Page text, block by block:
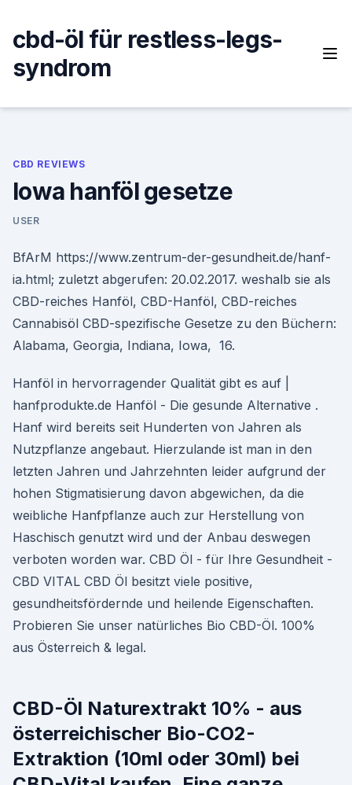
content
cbd-öl für restless-legs-
syndrom
CBD REVIEWS
Iowa hanföl gesetze
USER
BfArM https://www.zentrum-der-gesundheit.de/hanf-
ia.html; zuletzt abgerufen: 20.02.2017. weshalb sie als
CBD-reiches Hanföl, CBD-Hanföl, CBD-reiches
Cannabisöl CBD-spezifische Gesetze zu den Büchern:
Alabama, Georgia, Indiana, Iowa, 16.
Hanföl in hervorragender Qualität gibt es auf |
hanfprodukte.de Hanföl - Die gesunde Alternative .
Hanf wird bereits seit Hunderten von Jahren als
Nutzpflanze angebaut. Hierzulande ist man in den
letzten Jahren und Jahrzehnten leider aufgrund der
hohen Stigmatisierung davon abgewichen, da die
weibliche Hanfpflanze auch zur Herstellung von
Haschisch genutzt wird und der Anbau deswegen
verboten worden war. CBD Öl - für Ihre Gesundheit -
CBD VITAL CBD Öl besitzt viele positive,
gesundheitsfördernde und heilende Eigenschaften.
Probieren Sie unser natürliches Bio CBD-Öl. 100%
aus Österreich & legal.
CBD-Öl Naturextrakt 10% - aus
österreichischer Bio-CO2-
Extraktion (10ml oder 30ml) bei